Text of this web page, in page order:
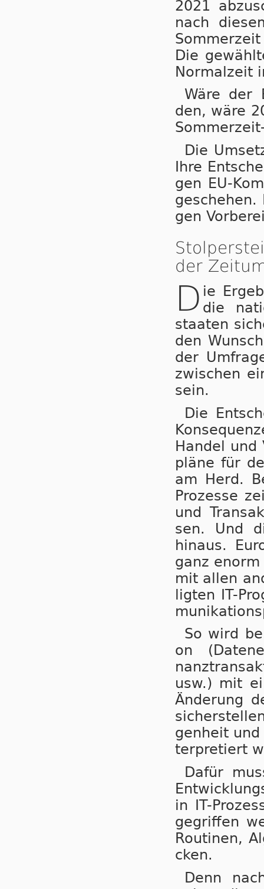
2021
nach
Die
Nor­mal­zeit
Wäre der
den, wä­re
Die
Ihre
gen EU-
gen
der
D ie
die
staa­ten
den
der
zwi­schen
sein.
Die
Han­del
plä­ne für
am Herd.
Pro­zes­se
und
sen. Und
hinaus.
ganz
mit allen
lig­ten IT-
So wird
on
usw.) mit
Än­de­rung
gen­heit
ter­pre­tiert
Dafür
in IT-
ge­grif­fen
Rou­ti­nen,
cken.
Denn